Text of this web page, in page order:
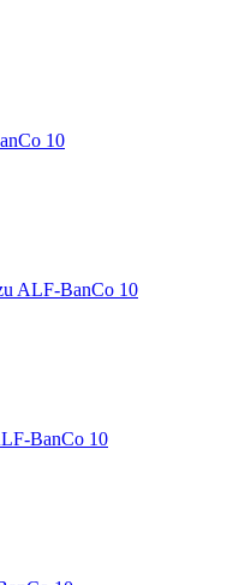
10
ALF-BanCo 10
BanCo 10